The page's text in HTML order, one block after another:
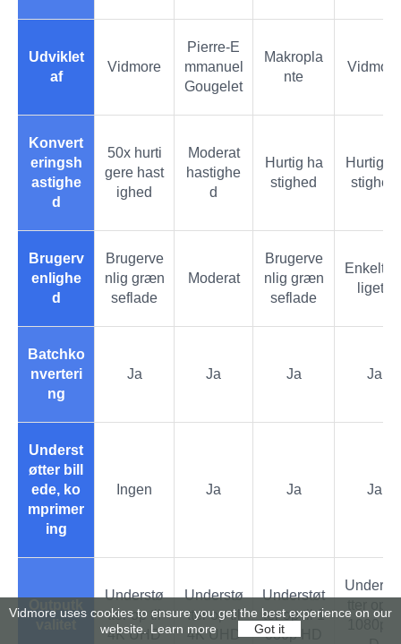
Udviklet
af
Vidmore
Pierre-E
mmanuel
Gougelet
Makropla
nte
Vidmore
Konvert
eringsh
astighe
d
50x hurti
gere hast
ighed
Moderat
hastighe
d
Hurtig ha
stighed
Hurtig
stighed
Brugerv
enlighe
d
Brugerve
nlig græn
seflade
Moderat
Brugerve
nlig græn
seflade
Enkelt
ligetil
Batchko
nverteri
ng
Ja Ja Ja Ja
Underst
øtter bill
ede, ko
mprimer
ing
Ingen Ja Ja Ja
Understø
tter op til
4K UHD
Understø
tter op til
4K UHD
Understøt
ter op til 1
080p HD
Vidmore uses cookies to ensure you get the best experience on our
website. Learn more Got it